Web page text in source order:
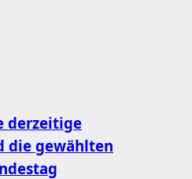
derzeitige
die gewählten